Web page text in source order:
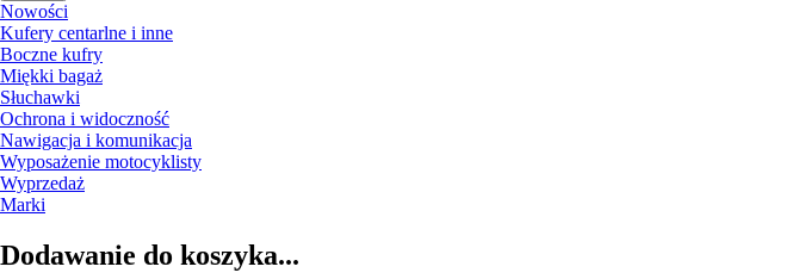
Nowości
Kufery centarlne i inne
Boczne kufry
Miękki bagaż
Słuchawki
Ochrona i widoczność
Nawigacja i komunikacja
Wyposażenie motocyklisty
Wyprzedaż
Marki
Dodawanie do koszyka...